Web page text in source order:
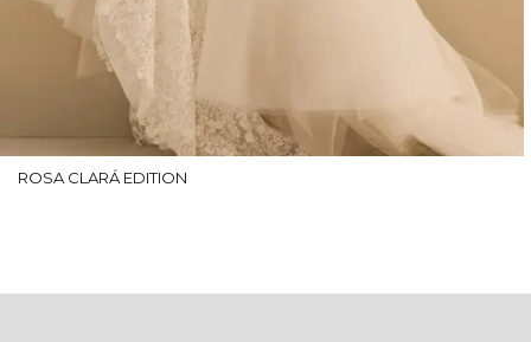
ROSA CLARÁ EDITION